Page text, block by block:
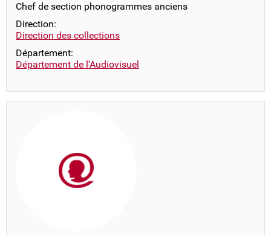
Chef de section phonogrammes anciens
Direction:
Direction des collections
Département:
Département de l'Audiovisuel